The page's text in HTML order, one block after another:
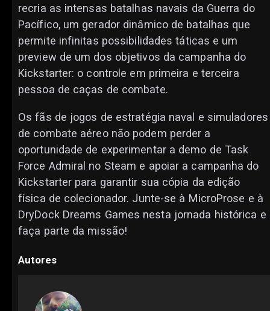
recria as intensas batalhas navais da Guerra do
Pacífico, um gerador dinâmico de batalhas que
permite infinitas possibilidades táticas e um
preview de um dos objetivos da campanha do
Kickstarter: o controle em primeira e terceira
pessoa de caças de combate.
Os fãs de jogos de estratégia naval e simuladores
de combate aéreo não podem perder a
oportunidade de experimentar a demo de Task
Force Admiral no Steam e apoiar a campanha do
Kickstarter para garantir sua cópia da edição
física de colecionador. Junte-se à MicroProse e à
DryDock Dreams Games nesta jornada histórica e
faça parte da missão!
Autores